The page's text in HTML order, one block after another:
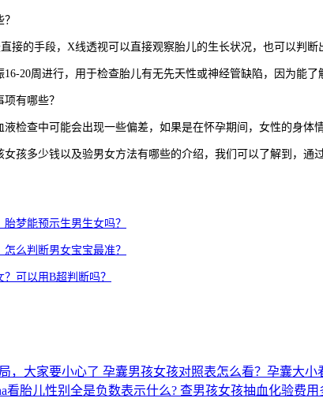
的手段，X线透视可以直接观察胎儿的生长状况，也可以判断
20周进行，用于检查胎儿有无先天性或神经管缺陷，因为能了
有哪些？
查中可能会出现一些偏差，如果是在怀孕期间，女性的身体
多少钱以及验男女方法有哪些的介绍，我们可以了解到，通
梦能预示生男生女吗？
么判断男女宝宝最准？
可以用B超判断吗？
，大家要小心了 孕囊男孩女孩对照表怎么看？孕囊大小
看胎儿性别全是负数表示什么? 查男孩女孩抽血化验费用